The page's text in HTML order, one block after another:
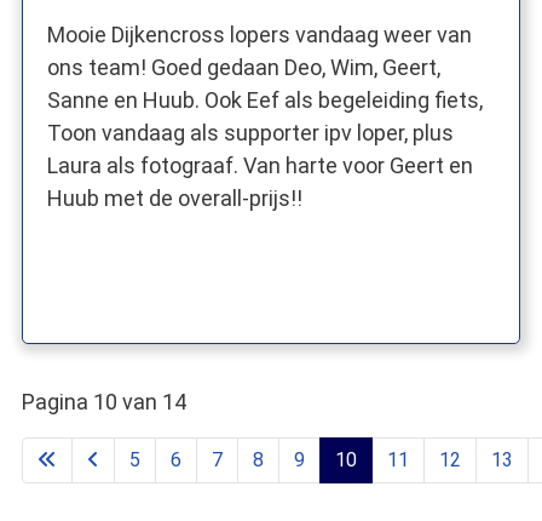
Mooie Dijkencross lopers vandaag weer van
ons team! Goed gedaan Deo, Wim, Geert,
Sanne en Huub. Ook Eef als begeleiding fiets,
Toon vandaag als supporter ipv loper, plus
Laura als fotograaf. Van harte voor Geert en
Huub met de overall-prijs!!
Pagina 10 van 14
5 6 7 8 9 10 11 12 13